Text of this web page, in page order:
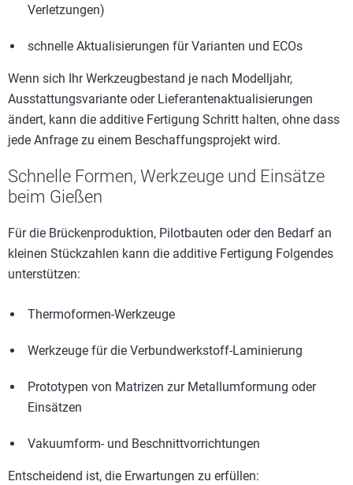
Verletzungen)
schnelle Aktualisierungen für Varianten und ECOs
Wenn sich Ihr Werkzeugbestand je nach Modelljahr,
Ausstattungsvariante oder Lieferantenaktualisierungen
ändert, kann die additive Fertigung Schritt halten, ohne dass
jede Anfrage zu einem Beschaffungsprojekt wird.
Schnelle Formen, Werkzeuge und Einsätze
beim Gießen
Für die Brückenproduktion, Pilotbauten oder den Bedarf an
kleinen Stückzahlen kann die additive Fertigung Folgendes
unterstützen:
Thermoformen-Werkzeuge
Werkzeuge für die Verbundwerkstoff-Laminierung
Prototypen von Matrizen zur Metallumformung oder
Einsätzen
Vakuumform- und Beschnittvorrichtungen
Entscheidend ist, die Erwartungen zu erfüllen: